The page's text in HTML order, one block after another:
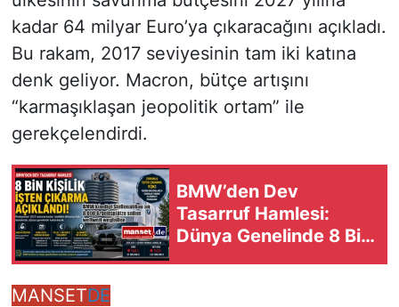
kadar 64 milyar Euro’ya çıkaracağını açıkladı.
Bu rakam, 2017 seviyesinin tam iki katına
denk geliyor. Macron, bütçe artışını
“karmaşıklaşan jeopolitik ortam” ile
gerekçelendirdi.
BMW’den Dev
Tasarruf Hamlesi:
Dünya Genelinde 8 Bin
MANSETDE